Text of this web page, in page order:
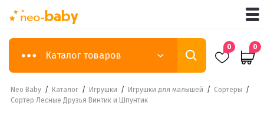
Каталог товаров
0 0
Neo Baby / Каталог / Игрушки / Игрушки для малышей / Сортеры /
Сортер Лесные Друзья Винтик и Шпунтик